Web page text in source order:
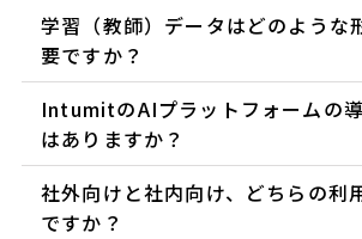
学習（教師）データはどのような
要ですか？
IntumitのAIプラットフォームの
はありますか？
社外向けと社内向け、どちらの利
ですか？